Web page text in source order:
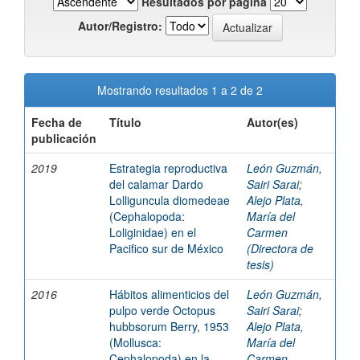
Autor/Registro:
Mostrando resultados 1 a 2 de 2
Fecha de
publicación
Título Autor(es)
2019
Estrategia reproductiva
del calamar Dardo
Lolliguncula diomedeae
(Cephalopoda:
Loliginidae) en el
Pacifico sur de México
León Guzmán,
Sairi Sarai;
Alejo Plata,
María del
Carmen
(Directora de
tesis)
2016
Hábitos alimenticios del
pulpo verde Octopus
hubbsorum Berry, 1953
(Mollusca:
León Guzmán,
Sairi Sarai;
Alejo Plata,
María del